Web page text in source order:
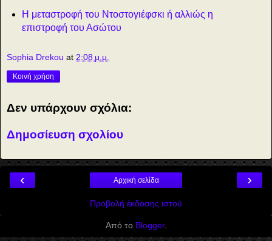
Η μεταστροφή του Ντοστογιέφσκι ή αλλιώς η
επιστροφή του Ασώτου
Sophia Drekou at 2:08 μ.μ.
Κοινή χρήση
Δεν υπάρχουν σχόλια:
Δημοσίευση σχολίου
‹ ›
Αρχική σελίδα
Προβολή έκδοσης ιστού
Από το Blogger.